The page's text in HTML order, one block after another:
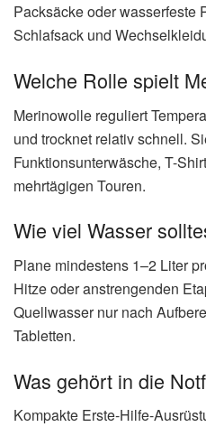
Packsäcke oder wasserfeste
Schlafsack und
Welche Rolle spielt
Merinowolle reguliert
und trocknet relativ schnell.
Funktionsunterwäsche, T-
mehrtägigen Touren.
Wie viel Wasser
Plane mindestens 1–2 Liter
Hitze oder anstrengenden
Quellwasser nur nach
Tabletten.
Was gehört in die
Kompakte Erste-Hilfe-